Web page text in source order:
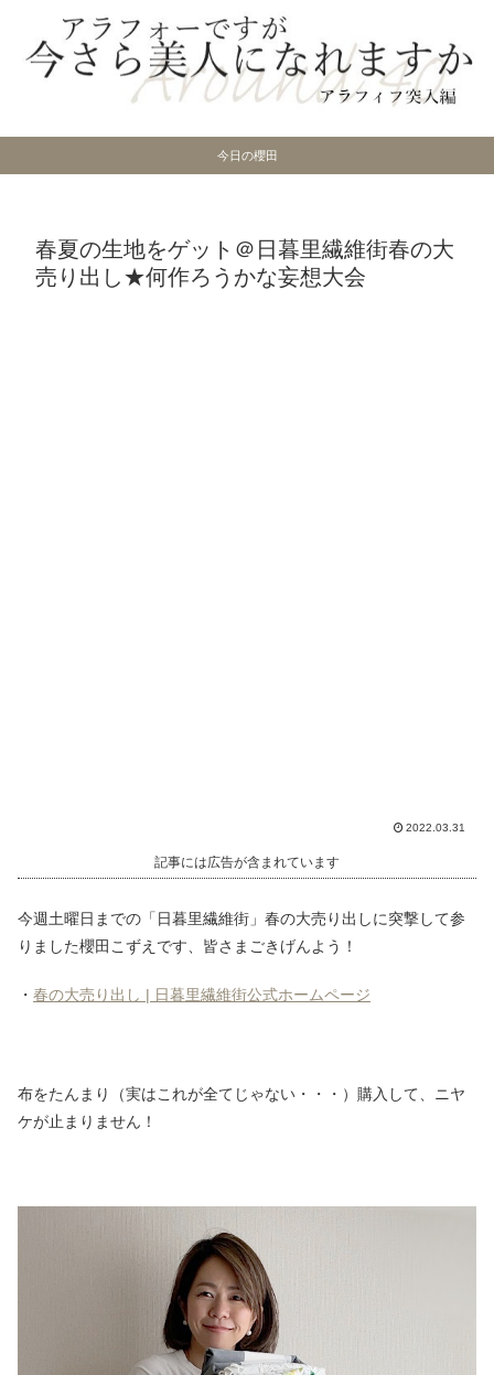
今日の櫻田
春夏の生地をゲット＠日暮里繊維街春の大
売り出し★何作ろうかな妄想大会
2022.03.31
記事には広告が含まれています
今週土曜日までの「日暮里繊維街」春の大売り出しに突撃して参
りました櫻田こずえです、皆さまごきげんよう！
・ 春の大売り出し | 日暮里繊維街公式ホームページ
布をたんまり（実はこれが全てじゃない・・・）購入して、ニヤ
ケが止まりません！